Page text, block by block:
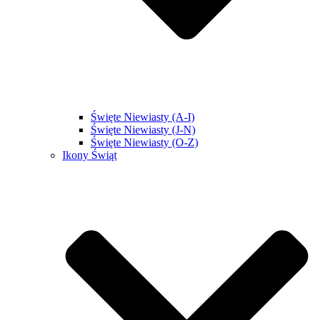
Święte Niewiasty (A-I)
Święte Niewiasty (J-N)
Święte Niewiasty (O-Z)
Ikony Świąt